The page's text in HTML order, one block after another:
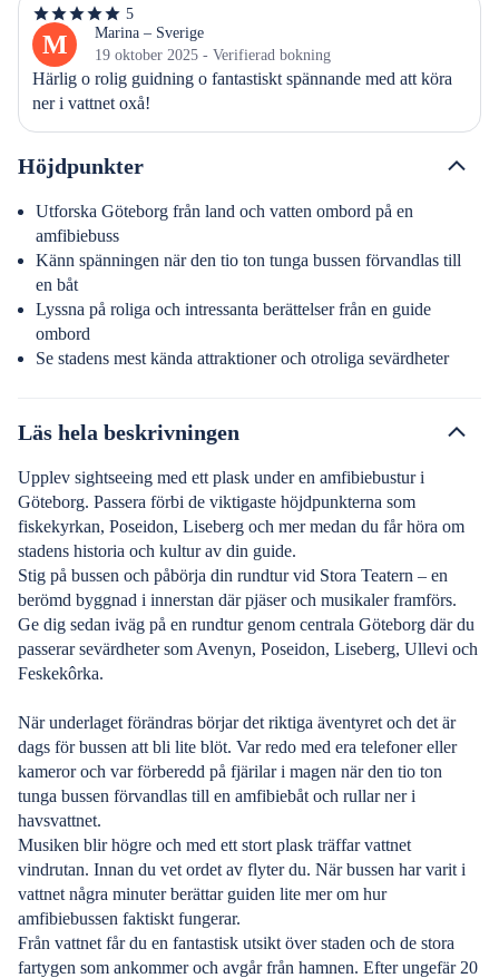
5
5
av
5
stjärnor
M
Marina – Sverige
19 oktober 2025 - Verifierad bokning
Härlig o rolig guidning o fantastiskt spännande med att köra
ner i vattnet oxå!
Höjdpunkter
Utforska Göteborg från land och vatten ombord på en
amfibiebuss
Känn spänningen när den tio ton tunga bussen förvandlas till
en båt
Lyssna på roliga och intressanta berättelser från en guide
ombord
Se stadens mest kända attraktioner och otroliga sevärdheter
Läs hela beskrivningen
Upplev sightseeing med ett plask under en amfibiebustur i
Göteborg. Passera förbi de viktigaste höjdpunkterna som
fiskekyrkan, Poseidon, Liseberg och mer medan du får höra om
stadens historia och kultur av din guide.
Stig på bussen och påbörja din rundtur vid Stora Teatern – en
berömd byggnad i innerstan där pjäser och musikaler framförs.
Ge dig sedan iväg på en rundtur genom centrala Göteborg där du
passerar sevärdheter som Avenyn, Poseidon, Liseberg, Ullevi och
Feskekôrka.
När underlaget förändras börjar det riktiga äventyret och det är
dags för bussen att bli lite blöt. Var redo med era telefoner eller
kameror och var förberedd på fjärilar i magen när den tio ton
tunga bussen förvandlas till en amfibiebåt och rullar ner i
havsvattnet.
Musiken blir högre och med ett stort plask träffar vattnet
vindrutan. Innan du vet ordet av flyter du. När bussen har varit i
vattnet några minuter berättar guiden lite mer om hur
amfibiebussen faktiskt fungerar.
Från vattnet får du en fantastisk utsikt över staden och de stora
fartygen som ankommer och avgår från hamnen. Efter ungefär 20